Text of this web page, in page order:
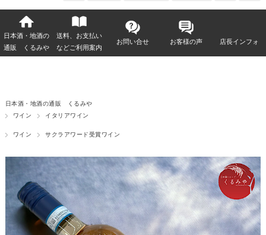
日本酒・地酒の
通販 くるみや
送料、お支払い
などご利用案内
お問い合せ お客様の声 店長インフォ
日本酒・地酒の通販 くるみや
ワイン
イタリアワイン
ワイン サクラアワード受賞ワイン